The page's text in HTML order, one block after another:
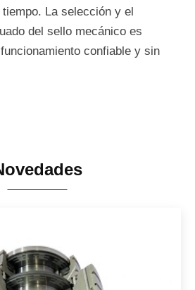
La selección y el
del sello mecánico es
confiable y sin